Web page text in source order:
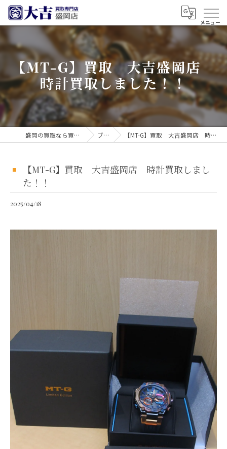
【MT-G】買取 大吉盛岡店
時計買取しました！！
盛岡の買取なら買取大吉 盛岡店 ブログ 【MT-G】買取 大吉盛岡店 時計買取しました！！
【MT-G】買取 大吉盛岡店 時計買取しまし
た！！
2025/04/18